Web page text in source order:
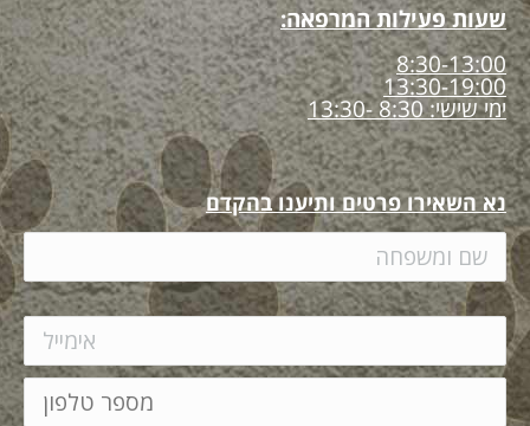
שעות פעילות המרפאה:
8:30-13:00
13:30-19:00
ימי שישי: 8:30 -13:30
נא השאירו פרטים ותיענו בהקדם